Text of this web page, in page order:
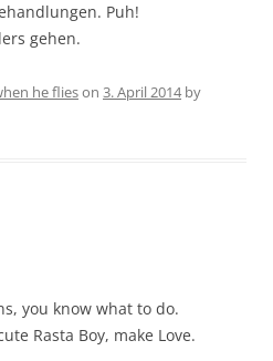
Puh!
gehen.
he flieson 3. April 2014by
you know what to do.
Rasta Boy, make Love.